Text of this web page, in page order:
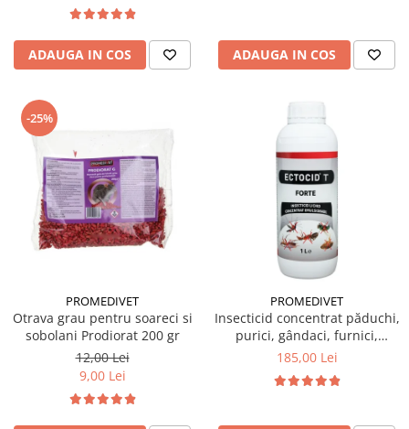
ADAUGA IN COS ADAUGA IN COS
-25%
PROMEDIVET
Otrava grau pentru soareci si
sobolani Prodiorat 200 gr
12,00 Lei
9,00 Lei
PROMEDIVET
Insecticid concentrat păduchi,
purici, gândaci, furnici,
muște, țânțari Ectocid Forte T
185,00 Lei